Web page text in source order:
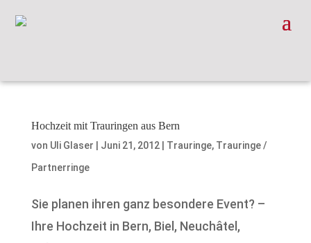
Hochzeit mit Trauringen aus Bern
von Uli Glaser Juni 21, 2012| Trauringe, Trauringe /
Partnerringe
Sie planen ihren ganz besondere Event? –
Ihre Hochzeit in Bern, Biel, Neuchâtel,